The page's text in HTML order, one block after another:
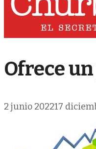
Ofrece
2 junio 202217